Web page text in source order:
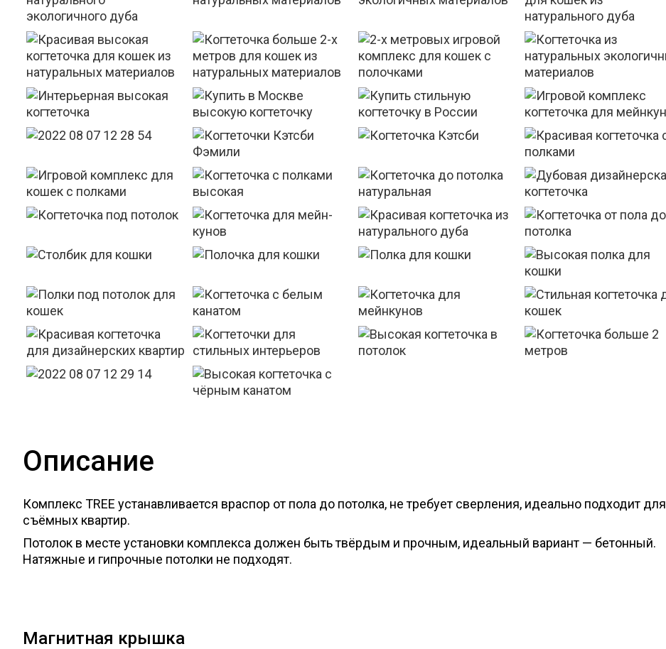
Описание
Комплекс TREE устанавливается враспор от пола до потолка, не требует сверления, идеально подходит для
съёмных квартир.
Потолок в месте установки комплекса должен быть твёрдым и прочным, идеальный вариант — бетонный.
Натяжные и гипрочные потолки не подходят.
Магнитная крышка